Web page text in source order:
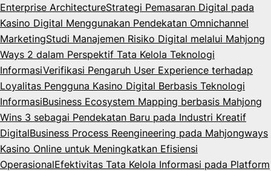
Enterprise ArchitectureStrategi Pemasaran Digital pada
Kasino Digital Menggunakan Pendekatan Omnichannel
MarketingStudi Manajemen Risiko Digital melalui Mahjong
Ways 2 dalam Perspektif Tata Kelola Teknologi
InformasiVerifikasi Pengaruh User Experience terhadap
Loyalitas Pengguna Kasino Digital Berbasis Teknologi
InformasiBusiness Ecosystem Mapping berbasis Mahjong
Wins 3 sebagai Pendekatan Baru pada Industri Kreatif
DigitalBusiness Process Reengineering pada Mahjongways
Kasino Online untuk Meningkatkan Efisiensi
OperasionalEfektivitas Tata Kelola Informasi pada Platform